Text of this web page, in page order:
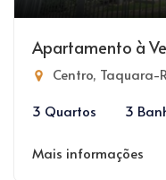
Apartamento à
Centro, Taquara-
3 Quartos
3
Mais informações